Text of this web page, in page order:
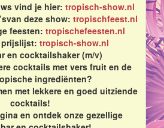
vind je hier: tropisch-show.nl
deze show: tropischfeest.nl
feesten: tropischefeesten.nl
prijslijst: tropisch-show.nl
en cocktailshaker (m/v)
cocktails met vers fruit en de
ingrediënten?
met lekkere en goed uitziende
cocktails!
en ontdek onze gezellige